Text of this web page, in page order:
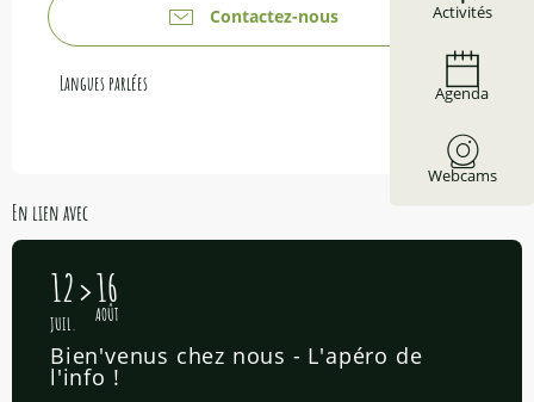
Activités
Agenda
Webcams
Contactez-nous
Langues parlées
Langues parlées
En lien avec
12
JUIL.
16
AOÛT
Bien'venus chez nous - L'apéro de
l'info !